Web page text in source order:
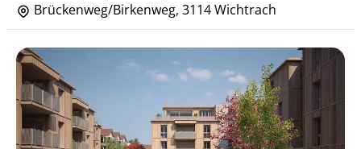
Brückenweg/Birkenweg, 3114 Wichtrach